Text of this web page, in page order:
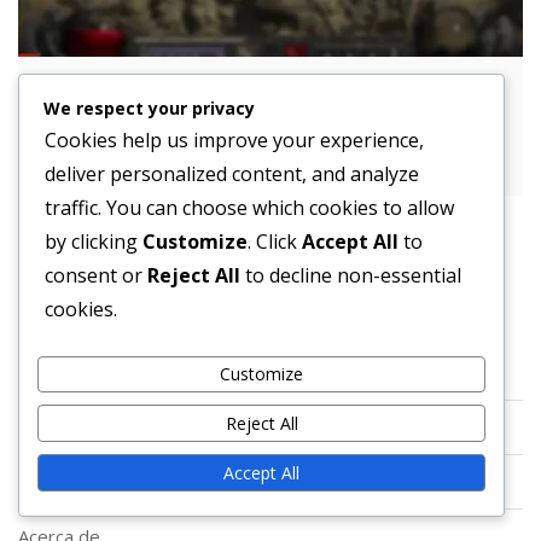
Proceso de Twitch Drops de Lost Ark:
Vinculación, Reclamación, Solución de
Problemas
Legal
Política de protección de datos
Política de cookies
We respect your privacy
Cookies help us improve your experience,
deliver personalized content, and analyze
traffic. You can choose which cookies to allow
by clicking Customize. ClickAccept All to
consent or Reject All to decline non-essential
cookies.
Customize
Reject All
Accept All